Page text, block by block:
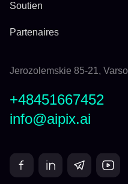
Soutien
Partenaires
Jerozolemskie 85-21,
+48451667452
info@aipix.ai